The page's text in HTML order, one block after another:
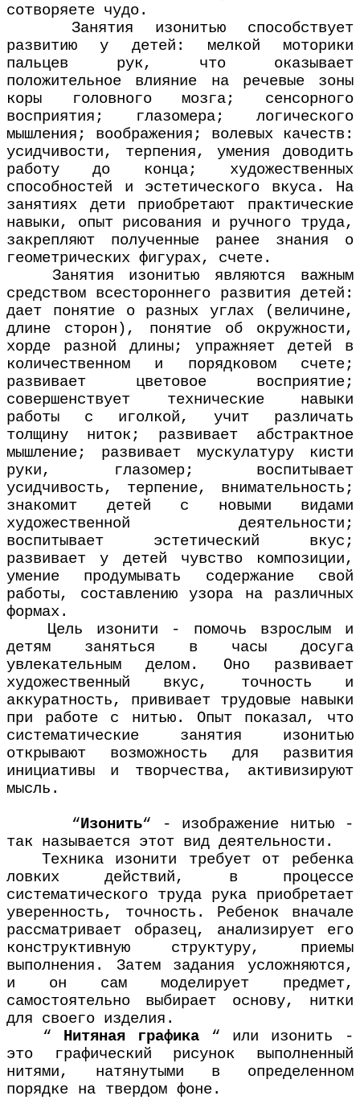
сотворяете чудо.
Занятия изонитью способствует
развитию у детей: мелкой моторики
пальцев рук, что оказывает
положительное влияние на речевые зоны
коры головного мозга; сенсорного
восприятия; глазомера; логического
мышления; воображения; волевых качеств:
усидчивости, терпения, умения доводить
работу до конца; художественных
способностей и эстетического вкуса. На
занятиях дети приобретают практические
навыки, опыт рисования и ручного труда,
закрепляют полученные ранее знания о
геометрических фигурах, счете.
Занятия изонитью являются важным
средством всестороннего развития детей:
дает понятие о разных углах (величине,
длине сторон), понятие об окружности,
хорде разной длины; упражняет детей в
количественном и порядковом счете;
развивает цветовое восприятие;
совершенствует технические навыки
работы с иголкой, учит различать
толщину ниток; развивает абстрактное
мышление; развивает мускулатуру кисти
руки, глазомер; воспитывает
усидчивость, терпение, внимательность;
знакомит детей с новыми видами
художественной деятельности;
воспитывает эстетический вкус;
развивает у детей чувство композиции,
умение продумывать содержание свой
работы, составлению узора на различных
формах.
Цель изонити - помочь взрослым и
детям заняться в часы досуга
увлекательным делом. Оно развивает
художественный вкус, точность и
аккуратность, прививает трудовые навыки
при работе с нитью. Опыт показал, что
систематические занятия изонитью
открывают возможность для развития
инициативы и творчества, активизируют
мысль.
“Изонить“ - изображение нитью -
так называется этот вид деятельности.
Техника изонити требует от ребенка
ловких действий, в процессе
систематического труда рука приобретает
уверенность, точность. Ребенок вначале
рассматривает образец, анализирует его
конструктивную структуру, приемы
выполнения. Затем задания усложняются,
и он сам моделирует предмет,
самостоятельно выбирает основу, нитки
для своего изделия.
“ Нитяная графика “ или изонить -
это графический рисунок выполненный
нитями, натянутыми в определенном
порядке на твердом фоне.